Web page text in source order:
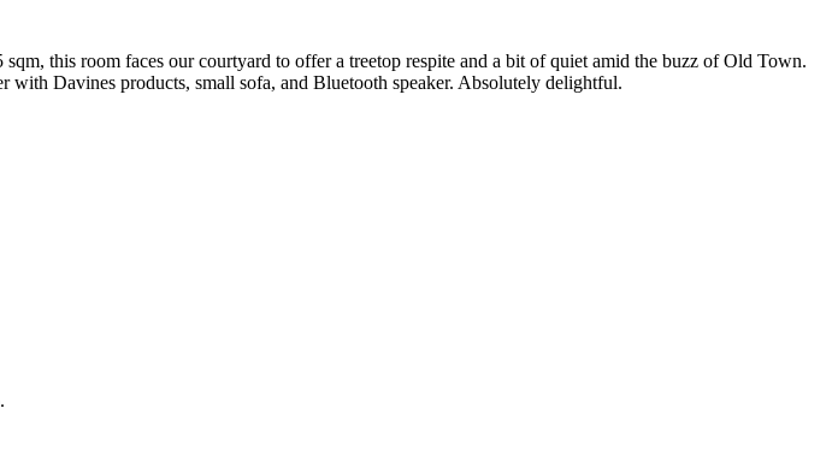
this room faces our courtyard to offer a treetop respite and a bit of quiet amid the buzz of Old Town.
with Davines products, small sofa, and Bluetooth speaker. Absolutely delightful.